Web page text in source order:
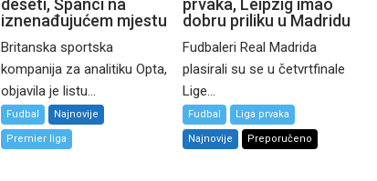
deseti, Španci na
iznenađujućem mjestu
Britanska sportska
kompanija za analitiku Opta,
objavila je listu...
Fudbal Najnovije
Premier liga
prvaka, Leipzig imao
dobru priliku u Madridu
Fudbaleri Real Madrida
plasirali su se u četvrtfinale
Lige...
Fudbal Liga prvaka
Najnovije Preporučeno